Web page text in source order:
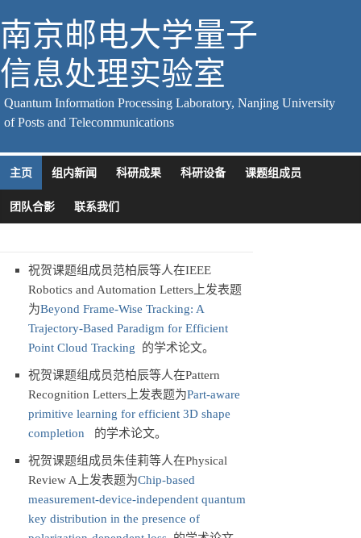
南京邮电大学量子
信息处理实验室
Quantum Information Processing Laboratory, Nanjing University
of Posts and Telecommunications
主页 组内新闻 科研成果 科研设备 课题组成员
团队合影 联系我们
祝贺课题组成员范柏辰等人在IEEE
Robotics and Automation Letters上发表题
为Beyond Frame-Wise Tracking: A
Trajectory-Based Paradigm for Efficient
Point Cloud Tracking 的学术论文。
祝贺课题组成员范柏辰等人在Pattern
Recognition Letters上发表题为Part-aware
primitive learning for efficient 3D shape
completion
的学术论文。
祝贺课题组成员朱佳莉等人在Physical
Review A上发表题为Chip-based
measurement-device-independent quantum
key distribution in the presence of